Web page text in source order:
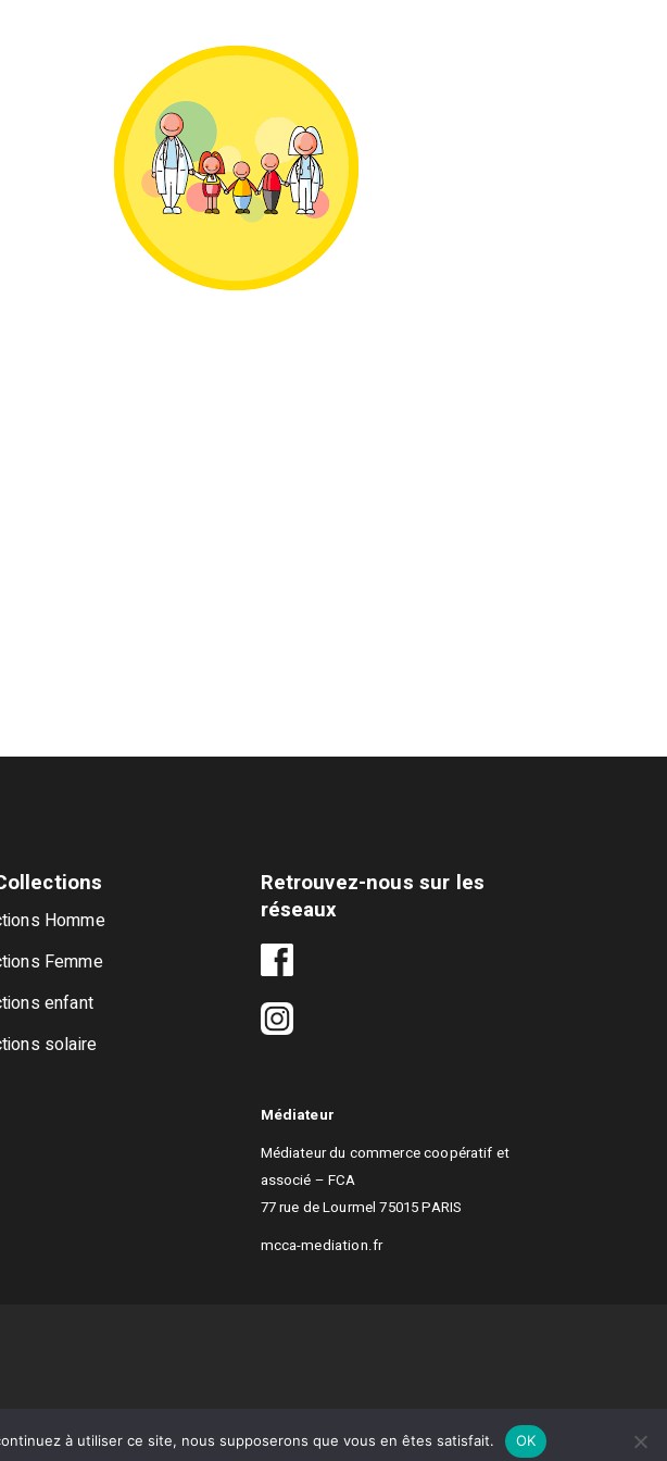
Homme
Femme
enfant
solaire
Retrouvez-nous sur les
réseaux
Médiateur
Médiateur du commerce coopératif et
associé – FCA
77 rue de Lourmel 75015 PARIS
mcca-mediation.fr
à utiliser ce site, nous supposerons que vous en êtes satisfait. OK